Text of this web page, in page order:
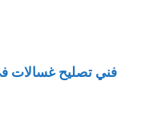
فني تصليح غسالات